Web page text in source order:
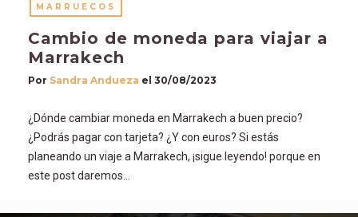
MARRUECOS
Cambio de moneda para viajar a
Marrakech
Por Sandra Andueza el 30/08/2023
¿Dónde cambiar moneda en Marrakech a buen precio?
¿Podrás pagar con tarjeta? ¿Y con euros? Si estás
planeando un viaje a Marrakech, ¡sigue leyendo! porque en
este post daremos…